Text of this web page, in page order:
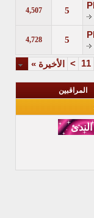
5
4,507
5
4,728
11
> الأخيرة »
المراقبين